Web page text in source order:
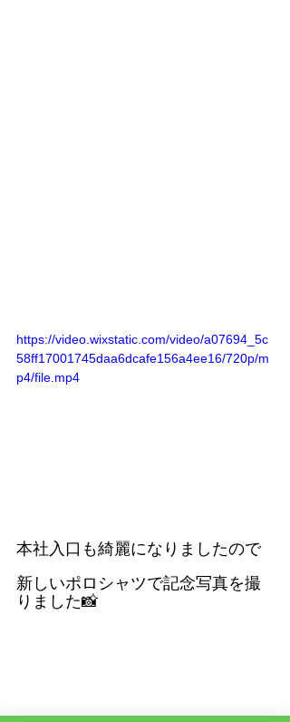
https://video.wixstatic.com/video/a07694_5c
58ff17001745daa6dcafe156a4ee16/720p/m
p4/file.mp4
本社入口も綺麗になりましたので
新しいポロシャツで記念写真を撮
りました📸